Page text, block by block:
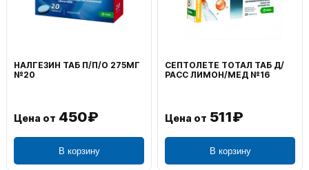
ТОТАЛ ТАБ Д/
МЕД №16
от511₽
В корзину
ВОЛЬТАРЕН ЭМУЛЬГЕЛЬ
НАРУЖ 2% 100Г
Цена от1 195₽
В корзину